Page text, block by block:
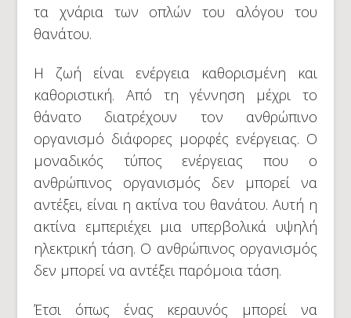
τα χνάρια των οπλών του αλόγου του
θανάτου.
Η ζωή είναι ενέργεια καθορισμένη και
καθοριστική. Από τη γέννηση μέχρι το
θάνατο διατρέχουν τον ανθρώπινο
οργανισμό διάφορες μορφές ενέργειας. Ο
μοναδικός τύπος ενέργειας που ο
ανθρώπινος οργανισμός δεν μπορεί να
αντέξει, είναι η ακτίνα του θανάτου. Αυτή η
ακτίνα εμπεριέχει μια υπερβολικά υψηλή
ηλεκτρική τάση. Ο ανθρώπινος οργανισμός
δεν μπορεί να αντέξει παρόμοια τάση.
Έτσι όπως ένας κεραυνός μπορεί να